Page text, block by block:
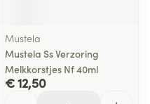
Mustela
Mustela Ss Verzoring
Melkkorstjes Nf 40ml
€ 12,50